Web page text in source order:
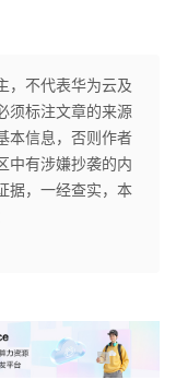
，不代表华为云及
须标注文章的来源
本信息，否则作者
中有涉嫌抄袭的内
据，一经查实，本